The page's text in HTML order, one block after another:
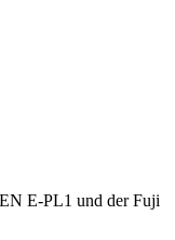
E-PL1 und der Fuji